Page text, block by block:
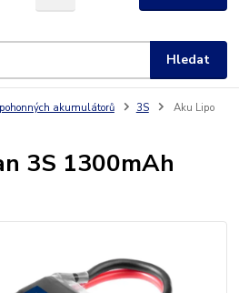
Hledat
akumulátorů 3S
Aku Lipo
3S 1300mAh